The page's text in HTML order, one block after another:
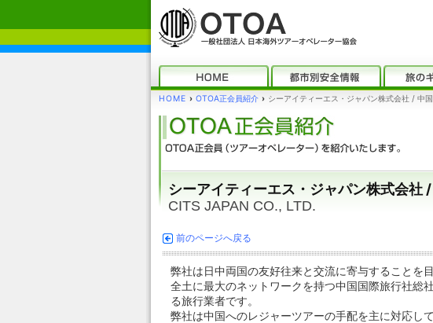
HOME › OTOA正会員紹介 › シーアイティーエス・ジャパン株式会社 / 中
シーアイティーエス・ジャパン株式会社
CITS JAPAN CO., LTD.
前のページへ戻る
弊社は日中両国の友好往来と交流に寄与すること
全土に最大のネットワークを持つ中国国際旅行社総
る旅行業者です。
弊社は中国へのレジャーツアーの手配を主に対応し